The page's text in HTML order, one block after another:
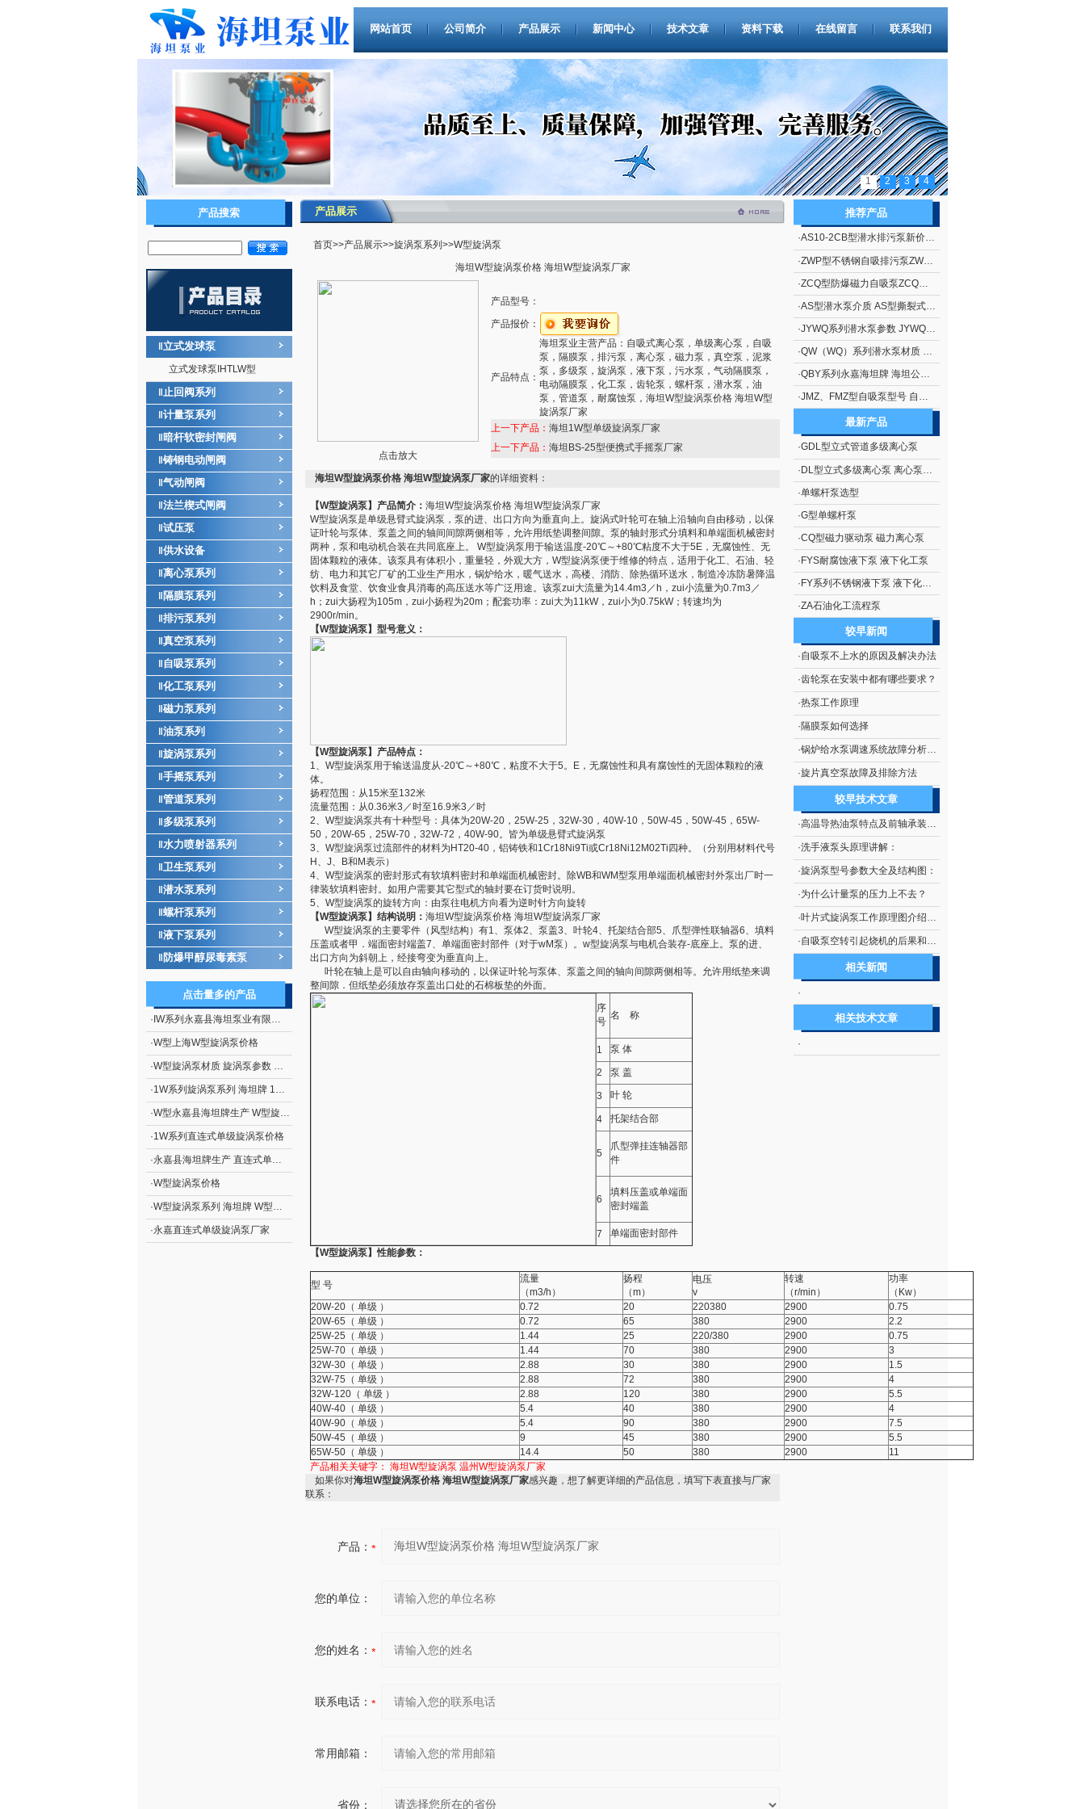
网站首页 公司简介 产品展示 新闻中心 技术文章 资料下载 在线留言 联系我们
1 2 3 4
产品搜索
立式发球泵
立式发球泵IHTLW型
止回阀系列
计量泵系列
暗杆软密封闸阀
铸钢电动闸阀
气动闸阀
法兰楔式闸阀
试压泵
供水设备
离心泵系列
隔膜泵系列
排污泵系列
真空泵系列
自吸泵系列
化工泵系列
磁力泵系列
油泵系列
旋涡泵系列
手摇泵系列
管道泵系列
多级泵系列
水力喷射器系列
卫生泵系列
潜水泵系列
螺杆泵系列
液下泵系列
防爆甲醇尿毒素泵
点击量多的产品
· IW系列永嘉县海坦泵业有限公司生产 IW系列直连式单级旋涡泵
·W型上海W型旋涡泵价格
·W型旋涡泵材质 旋涡泵参数 W型旋涡泵价格
·1W系列旋涡泵系列 海坦牌 1W系列直连式单级旋涡泵价格
·W型永嘉县海坦牌生产 W型旋涡泵价格
·1W系列直连式单级旋涡泵价格
·永嘉县海坦牌生产 直连式单级旋涡泵
·W型旋涡泵价格
·W型旋涡泵系列 海坦牌 W型旋涡泵价格
·永嘉直连式单级旋涡泵厂家
产品展示
首页>>产品展示>>旋涡泵系列 >>W型旋涡泵
海坦W型旋涡泵价格 海坦W型旋涡泵厂家
点击放大
产品型号：
产品报价：
产品特点：
海坦泵业主营产品：自吸式离心泵，单级离心泵，自吸
泵，隔膜泵，排污泵，离心泵，磁力泵，真空泵，泥浆
泵，多级泵，旋涡泵，液下泵，污水泵，气动隔膜泵，
电动隔膜泵，化工泵，齿轮泵，螺杆泵，潜水泵，油
泵，管道泵，耐腐蚀泵，海坦W型旋涡泵价格 海坦W型
旋涡泵厂家
上一下产品： 海坦1W型单级旋涡泵厂家
上一下产品： 海坦BS-25型便携式手摇泵厂家
海坦W型旋涡泵价格 海坦W型旋涡泵厂家的详细资料：
【W型旋涡泵】产品简介： 海坦W型旋涡泵价格 海坦W型旋涡泵厂家
W型旋涡泵是单级悬臂式旋涡泵，泵的进、出口方向为垂直向上。旋涡式叶轮可在轴上沿轴向自由移动，以保
证叶轮与泵体、泵盖之间的轴间间隙两侧相等，允许用纸垫调整间隙。泵的轴封形式分填料和单端面机械密封
两种，泵和电动机合装在共同底座上。 W型旋涡泵用于输送温度-20℃～+80℃粘度不大于5E，无腐蚀性、无
固体颗粒的液体。该泵具有体积小，重量轻，外观大方，W型旋涡泵便于维修的特点，适用于化工、石油、轻
纺、电力和其它厂矿的工业生产用水，锅炉给水，暖气送水，高楼、消防、除热循环送水，制造冷冻防暑降温
饮料及食堂、饮食业食具消毒的高压送水等广泛用途。该泵zui大流量为14.4m3／h，zui小流量为0.7m3／
h；zui大扬程为105m，zui小扬程为20m；配套功率：zui大为11kW，zui小为0.75kW；转速均为
2900r/min。
【W型旋涡泵】型号意义：
【W型旋涡泵】产品特点：
1、W型旋涡泵用于输送温度从-20℃～+80℃，粘度不大于5。E，无腐蚀性和具有腐蚀性的无固体颗粒的液
体。
扬程范围：从15米至132米
流量范围：从0.36米3／时至16.9米3／时
2、W型旋涡泵共有十种型号：具体为20W-20，25W-25，32W-30，40W-10，50W-45，50W-45，65W-
50，20W-65，25W-70，32W-72，40W-90。皆为单级悬臂式旋涡泵
3、W型旋涡泵过流部件的材料为HT20-40，铝铸铁和1Cr18Ni9Ti或Cr18Ni12M02Ti四种。（分别用材料代号
H、J、B和M表示）
4、W型旋涡泵的密封形式有软填料密封和单端面机械密封。除WB和WM型泵用单端面机械密封外泵出厂时一
律装软填料密封。如用户需要其它型式的轴封要在订货时说明。
5、W型旋涡泵的旋转方向：由泵往电机方向看为逆时针方向旋转
【W型旋涡泵】结构说明： 海坦W型旋涡泵价格 海坦W型旋涡泵厂家
W型旋涡泵的主要零件（风型结构）有1、泵体2、泵盖3、叶轮4、托架结合部5、爪型弹性联轴器6、填料
压盖或者甲．端面密封端盖7、单端面密封部件（对于wM泵）。w型旋涡泵与电机合装存-底座上。泵的进、
出口方向为斜朝上，经接弯变为垂直向上。
叶轮在轴上是可以自由轴向移动的，以保证叶轮与泵体、泵盖之间的轴向间隙两侧相等。允许用纸垫来调
整间隙．但纸垫必须放存泵盖出口处的石棉板垫的外面。
序
号
名 称
1 泵 体
2 泵 盖
3 叶 轮
4 托架结合部
5
爪型弹挂连轴器部
件
6
填料压盖或单端面
密封端盖
7
单端面密封部件
【W型旋涡泵】性能参数：
型 号
流量
（m3/h）
扬程
（m）
电压
v
转速
（r/min）
功率
（Kw）
20W-20（ 单级 ）
0.72 20 220380 2900
0.75
20W-65（ 单级 ）
0.72 65 380 2900
2.2
25W-25（ 单级 ）
1.44 25 220/380 2900
0.75
25W-70（ 单级 ）
1.44 70 380 2900
3
32W-30（ 单级 ）
2.88 30 380 2900
1.5
32W-75（ 单级 ）
2.88 72 380 2900
4
32W-120（ 单级 ）
2.88 120 380 2900
5.5
40W-40（ 单级 ）
5.4 40 380 2900
4
40W-90（ 单级 ）
5.4 90 380 2900
7.5
50W-45（ 单级 ）
9 45 380 2900
5.5
65W-50（ 单级 ）
14.4 50 380 2900
11
产品相关关键字： 海坦W型旋涡泵 温州W型旋涡泵厂家
如果你对海坦W型旋涡泵价格 海坦W型旋涡泵厂家感兴趣，想了解更详细的产品信息，填写下表直接与厂家
联系：
产品：
您的单位：
您的姓名：
联系电话：
常用邮箱：
省份：
推荐产品
·AS10-2CB型潜水排污泵新价格 撕裂式潜水排污泵AS型 立式排污泵
·ZWP型不锈钢自吸排污泵ZWP型（自吸污水泵）
·ZCQ型防爆磁力自吸泵ZCQ型自吸泵
·AS型潜水泵介质 AS型撕裂式潜水泵
·JYWQ系列潜水泵参数 JYWQ系列自动搅匀潜水泵
·QW（WQ）系列潜水泵材质 QW（WQ）系列无堵塞潜水排污泵
·QBY系列永嘉海坦牌 海坦公司生产 隔膜泵系列 QBY系列铝合金气动隔膜泵
·JMZ、FMZ型自吸泵型号 自吸泵概述 JMZ、FMZ型不锈钢移动式自吸泵
最新产品
·GDL型立式管道多级离心泵
· DL型立式多级离心泵 离心泵生产
·单螺杆泵选型
·G型单螺杆泵
·CQ型磁力驱动泵 磁力离心泵
· FYS耐腐蚀液下泵 液下化工泵
· FY系列不锈钢液下泵 液下化工泵
·ZA石油化工流程泵
较早新闻
·自吸泵不上水的原因及解决办法
·齿轮泵在安装中都有哪些要求？
·热泵工作原理
·隔膜泵如何选择
·锅炉给水泵调速系统故障分析及处理技术
·旋片真空泵故障及排除方法
较早技术文章
·高温导热油泵特点及前轴承装配示意图：
·洗手液泵头原理讲解：
·旋涡泵型号参数大全及结构图：
·为什么计量泵的压力上不去？
·叶片式旋涡泵工作原理图介绍及如何使用：
·自吸泵空转引起烧机的后果和如何防止自吸泵空转：
相关新闻
·
相关技术文章
·